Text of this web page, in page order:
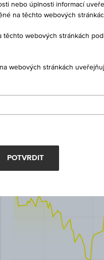
nebo úplnosti informací
na těchto webových
webových stránkách
webových stránkách
POTVRDIT